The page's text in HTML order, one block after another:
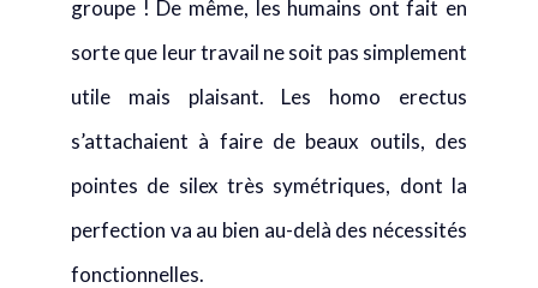
groupe ! De même, les humains ont fait en
sorte que leur travail ne soit pas simplement
utile mais plaisant. Les homo erectus
s’attachaient à faire de beaux outils, des
pointes de silex très symétriques, dont la
perfection va au bien au-delà des nécessités
fonctionnelles.